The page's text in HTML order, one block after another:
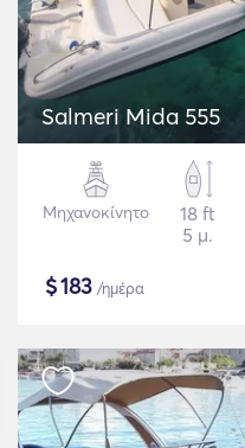
Salmeri Mida 555
Μηχανοκίνητο
18 ft
5 μ.
$183 /ημέρα